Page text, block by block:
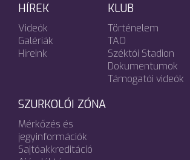
HÍREK
Videók
Galériák
Híreink
KLUB
Történelem
TAO
Széktói Stadion
Dokumentumok
Támogatói videók
SZURKOLÓI ZÓNA
Mérkőzés és
jegyinformációk
Sajtóakkreditáció